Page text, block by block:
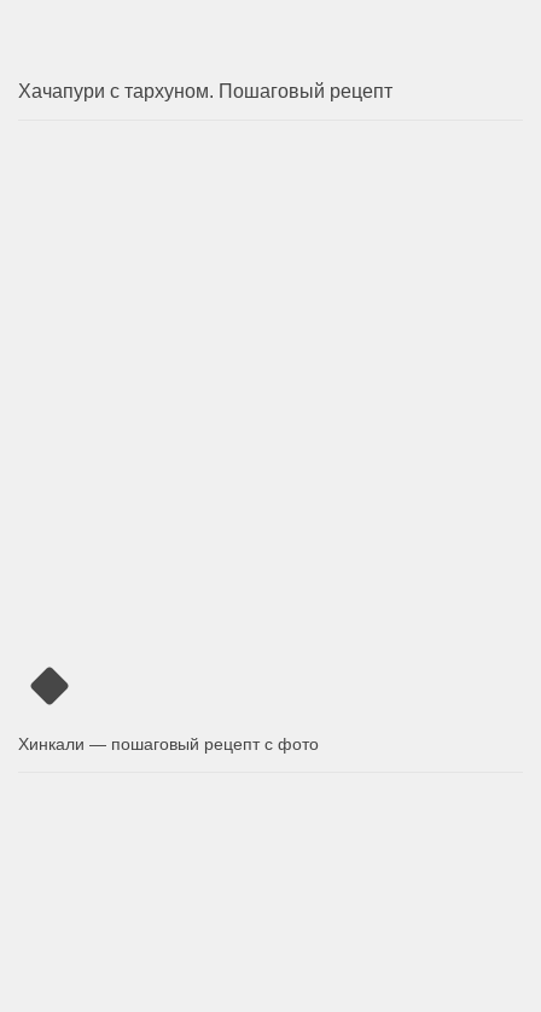
Хачапури с тархуном. Пошаговый рецепт
Хинкали — пошаговый рецепт с фото